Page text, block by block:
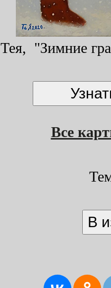
Тея, "Зимние
Все